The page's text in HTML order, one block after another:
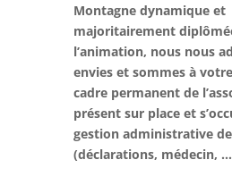
Montagne dynamique et
majoritairement
l’animation, nous nous
envies et sommes à
cadre permanent de
présent sur place et
gestion administrative
(déclarations, médecin,